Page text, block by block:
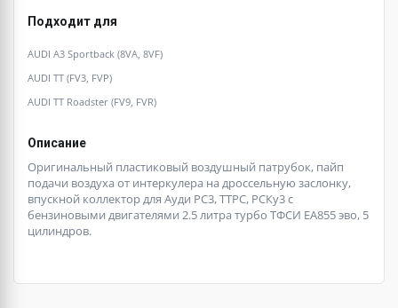
Подходит для
AUDI A3 Sportback (8VA, 8VF)
AUDI TT (FV3, FVP)
AUDI TT Roadster (FV9, FVR)
Описание
Оригинальный пластиковый воздушный патрубок, пайп
подачи воздуха от интеркулера на дроссельную заслонку,
впускной коллектор для Ауди РС3, ТТРС, РСКу3 с
бензиновыми двигателями 2.5 литра турбо ТФСИ ЕА855 эво, 5
цилиндров.